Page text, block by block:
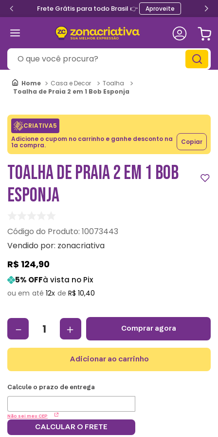
Frete Grátis para todo Brasil 👉 Aproveite
O que você procura?
Casa e Decor
Toalha
Toalha de Praia 2 em 1 Bob Esponja
CRIATIVA5
Adicione o cupom no carrinho e ganhe desconto na
1a compra. Copiar
TOALHA DE PRAIA 2 EM 1 BOB
ESPONJA
: 10073443
Vendido por: zonacriativa
R$ 124,90
5% OFFà vista no Pix
12 R$ 10,40
＋
－ comprar agora
adicionar ao carrinho
Não sei meu CEP
CALCULAR O FRETE